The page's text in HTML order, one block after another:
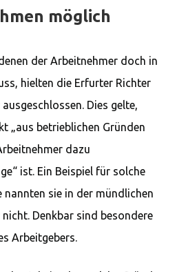
möglich
der Arbeitnehmer doch in
hielten die Erfurter Richter
Dies gelte,
„aus betrieblichen Gründen
dazu
ist. Ein Beispiel für solche
nannten sie in der mündlichen
Denkbar sind besondere
Arbeitgebers.